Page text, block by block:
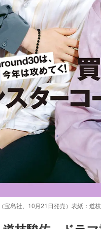
宝島社、10月21日発売）表紙：道